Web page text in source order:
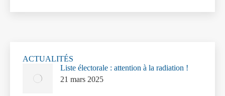
ACTUALITÉS
Liste électorale : attention à la radiation !
21 mars 2025